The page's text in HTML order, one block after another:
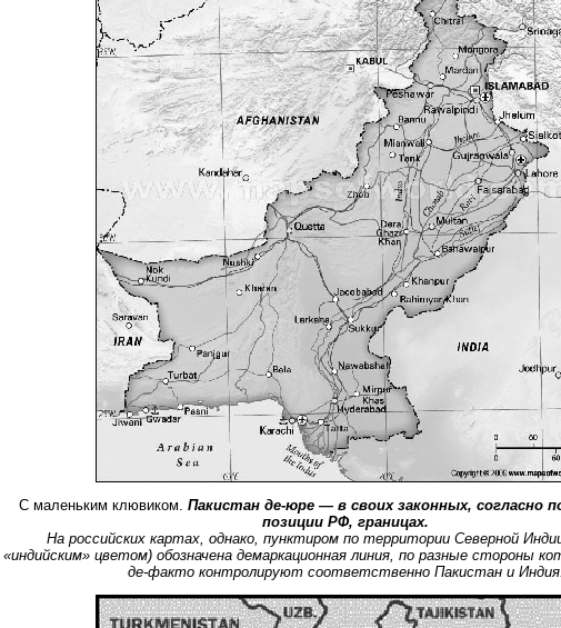
С маленьким клювиком. Пакистан де-юре — в своих законных, согласно
позиции РФ, границах.
На российских картах, однако, пунктиром по территории Северной
«индийским» цветом) обозначена демаркационная линия, по разные стороны
де-факто контролируют соответственно Пакистан и Индия.